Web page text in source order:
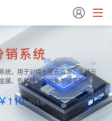

销系统
统，用于对接七星云资源，支持云
属、负载均衡、对象存储等所有上
键安装Linux及Windows等多种环
￥110元/1年